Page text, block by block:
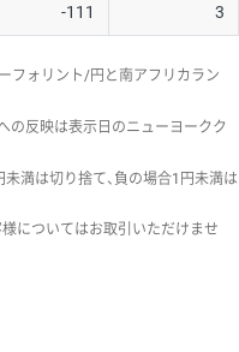
-111 3
フォリント/円と南アフリカラン
の反映は表示日のニューヨークク
満は切り捨て、負の場合1円未満は
についてはお取引いただけませ